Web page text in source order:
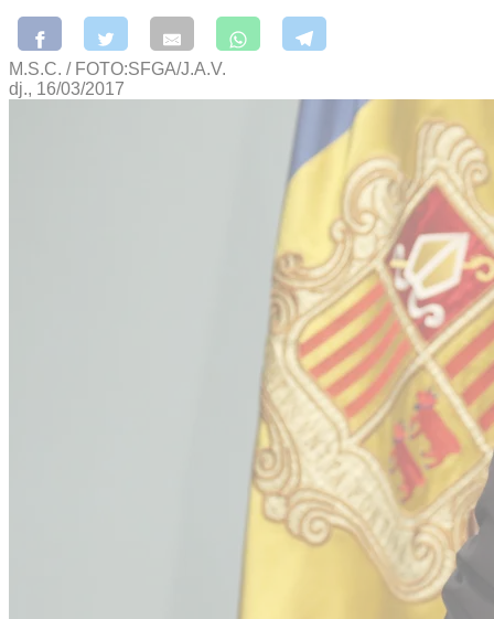
M.S.C. / FOTO:SFGA/J.A.V.
dj., 16/03/2017